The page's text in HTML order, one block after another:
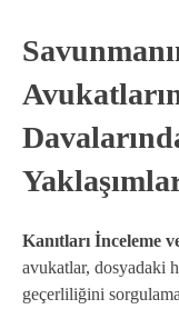
Kanıtları İnceleme
avukatlar, dosyadaki
geçerliliğini